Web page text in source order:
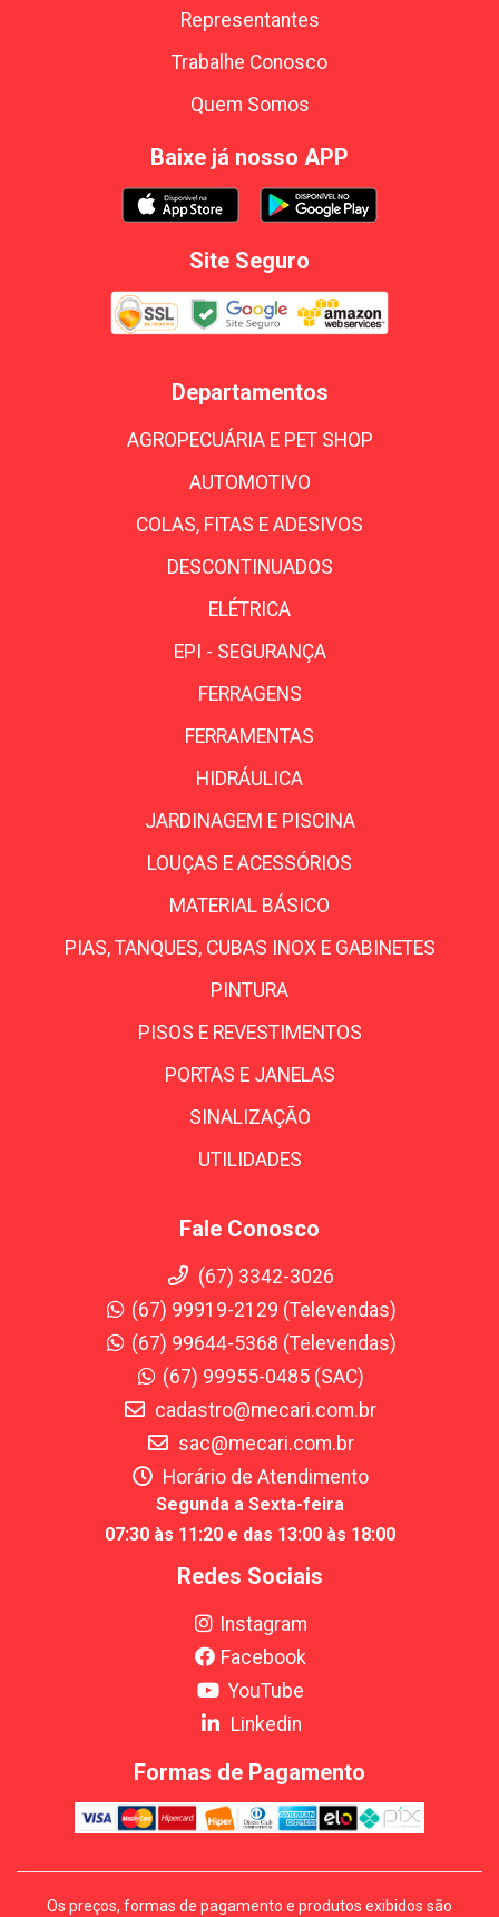
Representantes
Trabalhe Conosco
Quem Somos
Baixe já nosso APP
Site Seguro
Departamentos
AGROPECUÁRIA E PET SHOP
AUTOMOTIVO
COLAS, FITAS E ADESIVOS
DESCONTINUADOS
ELÉTRICA
EPI - SEGURANÇA
FERRAGENS
FERRAMENTAS
HIDRÁULICA
JARDINAGEM E PISCINA
LOUÇAS E ACESSÓRIOS
MATERIAL BÁSICO
PIAS, TANQUES, CUBAS INOX E GABINETES
PINTURA
PISOS E REVESTIMENTOS
PORTAS E JANELAS
SINALIZAÇÃO
UTILIDADES
Fale Conosco
(67) 3342-3026
(67) 99919-2129 (Televendas)
(67) 99644-5368 (Televendas)
(67) 99955-0485 (SAC)
cadastro@mecari.com.br
sac@mecari.com.br
Horário de Atendimento
Segunda a Sexta-feira
07:30 às 11:20 e das 13:00 às 18:00
Redes Sociais
Instagram
Facebook
YouTube
Linkedin
Formas de Pagamento
Os preços, formas de pagamento e produtos exibidos são